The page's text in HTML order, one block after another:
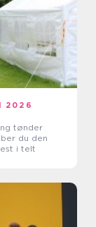
2026
tønder
du den
i telt